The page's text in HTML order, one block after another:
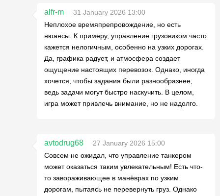
alfr-m
31 January 2026 13:00
Неплохое времяпрепровождение, но есть
нюансы. К примеру, управление грузовиком часто
кажется нелогичным, особенно на узких дорогах.
Да, графика радует, и атмосфера создает
ощущение настоящих перевозок. Однако, иногда
хочется, чтобы задания были разнообразнее,
ведь задачи могут быстро наскучить. В целом,
игра может привлечь внимание, но не надолго.
avtodrug68
27 January 2026 15:00
Совсем не ожидал, что управление танкером
может оказаться таким увлекательным! Есть что-
то завораживающее в манёврах по узким
дорогам, пытаясь не перевернуть груз. Однако